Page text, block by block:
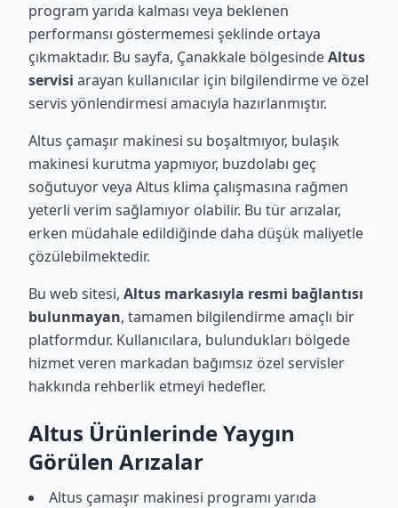
program yarıda kalması veya beklenen
performansı göstermemesi şeklinde ortaya
çıkmaktadır. Bu sayfa, Çanakkale bölgesindeAltus
servisi arayan kullanıcılar için bilgilendirme ve özel
servis yönlendirmesi amacıyla hazırlanmıştır.
Altus çamaşır makinesi su boşaltmıyor, bulaşık
makinesi kurutma yapmıyor, buzdolabı geç
soğutuyor veya Altus klima çalışmasına rağmen
yeterli verim sağlamıyor olabilir. Bu tür arızalar,
erken müdahale edildiğinde daha düşük maliyetle
çözülebilmektedir.
Bu web sitesi, Altus markasıyla resmi bağlantısı
bulunmayan, tamamen bilgilendirme amaçlı bir
platformdur. Kullanıcılara, bulundukları bölgede
hizmet veren markadan bağımsız özel servisler
hakkında rehberlik etmeyi hedefler.
Altus Ürünlerinde Yaygın
Görülen Arızalar
Altus çamaşır makinesi programı yarıda